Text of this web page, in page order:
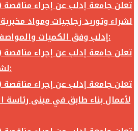
تعلن جامعة إدلب عن إجراء
لشراء وتوريد زجاجيات ومواد
إدلب وفق الكميات والمواصفات المحددة أدناه:
تعلن جامعة إدلب عن إجراء
لشراء وتوريد ما يلي:
تعلن جامعة إدلب عن إجراء
لأعمال بناء طابق في مبنى رئاسة